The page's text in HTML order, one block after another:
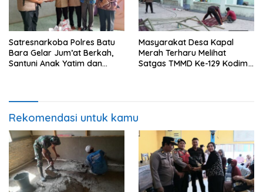
Satresnarkoba Polres Batu
Bara Gelar Jum’at Berkah,
Santuni Anak Yatim dan
Masyarakat Desa Kapal
Merah Terharu Melihat
Satgas TMMD Ke-129 Kodim
Rekomendasi untuk kamu